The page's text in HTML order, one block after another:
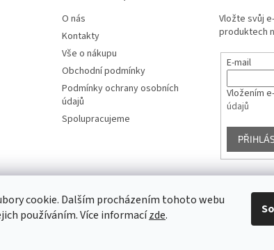
cookie. Dalším procházením tohoto webu
používáním. Více informacízde.
O nás
Kontakty
Vše o nákupu
Obchodní podmínky
Podmínky ochrany osobních
údajů
Spolupracujeme
Vložte svůj
produktech
E-mail
Vložením
údajů
Facebook